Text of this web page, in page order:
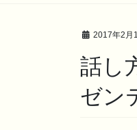
2017年2月
話し
ゼン